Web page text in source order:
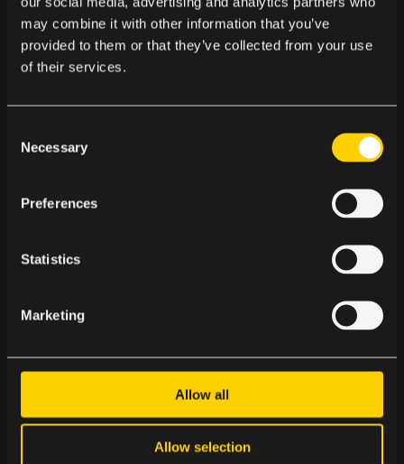
may combine it with other information that you’ve
provided to them or that they’ve collected from your use
of their services.
Necessary
Preferences
Statistics
Marketing
Allow all
Allow selection
intresse inom områden där innehåll,
upplevelser, relationer och publikengagemang
är centrala.
Årets nominerade är:
Dagens Nyheter
Helsingborgs Dagblad
NOMINERADE I HANDEL OCH
TJÄNSTER